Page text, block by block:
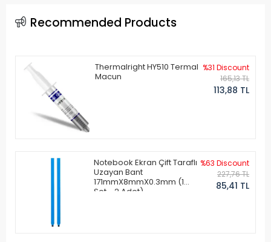
Recommended Products
Thermalright HY510 Termal
Macun
%31 Discount
165,13 TL
113,88 TL
Notebook Ekran Çift Taraflı
Uzayan Bant
171mmX8mmX0.3mm (1
Set - 2 Adet)
%63 Discount
227,76 TL
85,41 TL